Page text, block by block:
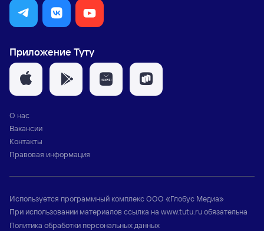
Приложение Туту
О нас
Вакансии
Контакты
Правовая информация
Используется программный комплексООО «Глобус Медиа»
При использовании материалов ссылка на www.tutu.ruобязательна
Политика обработки персональных данных